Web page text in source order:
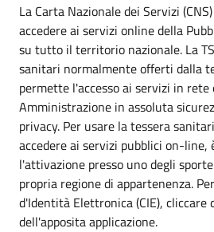
La Carta Nazionale dei Servizi
accedere ai servizi online della
su tutto il territorio nazionale. La
sanitari normalmente offerti dalla
permette l'accesso ai servizi in
Amministrazione in assoluta
privacy. Per usare la tessera
accedere ai servizi pubblici on-line,
l'attivazione presso uno degli
propria regione di appartenenza.
d'Identità Elettronica (CIE), cliccare
dell'apposita applicazione.